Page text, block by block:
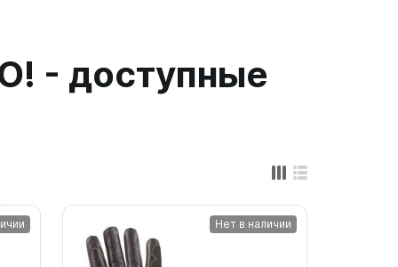
Шлемы
- доступные
Нет в наличии